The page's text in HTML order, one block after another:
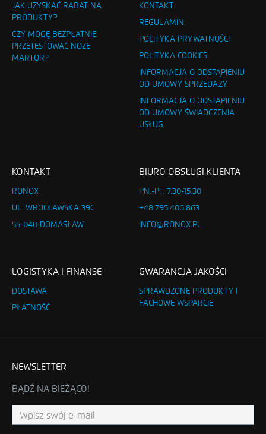
JAK UZYSKAĆ RABAT NA
PRODUKTY?
CZY MOGĘ BEZPŁATNIE
PRZETESTOWAĆ NOŻE
MARTOR?
KONTAKT
REGULAMIN
POLITYKA PRYWATNOŚCI
POLITYKA COOKIES
INFORMACJA O ODSTĄPIENIU
OD UMOWY SPRZEDAŻY
INFORMACJA O ODSTĄPIENIU
OD UMOWY ŚWIADCZENIA
USŁUG
KONTAKT
RONOX
UL. WROCŁAWSKA 39C
55-040 DOMASŁAW
BIURO OBSŁUGI KLIENTA
PN.-PT. 7.30-15.30
+48.795.406.863
INFO@RONOX.PL
LOGISTYKA I FINANSE
DOSTAWA
PŁATNOŚĆ
GWARANCJA JAKOŚCI
SPRAWDZONE PRODUKTY I
FACHOWE WSPARCIE
NEWSLETTER
BĄDŹ NA BIEŻĄCO!